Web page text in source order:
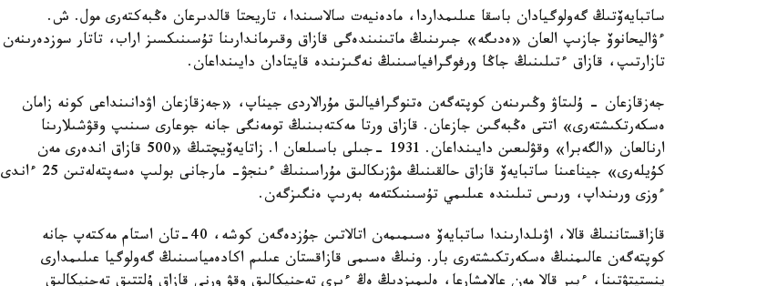
ساتبايەۆتىڭ گەولوگيادان باسقا عىلىمداردا، مادەنيەت سالاسىندا، تاريحتا قالدىرعان ەڭبەكتەرى مول. ش.
ءۋاليحانوۆ جازىپ العان «ەدىگە» جىرىنىڭ ماتىنىندەگى قازاق وقىرماندارىنا تۇسىنىكسىز اراب، تاتار سوزدەرىنەن
تازارتىپ، قازاق ءتىلىنىڭ جاڭا ورفوگرافياسىنىڭ نەگىزىندە قايتادان دايىنداعان.
جەزقازعان - ۇلىتاۋ وڭىرىنەن كوپتەگەن ەتنوگرافيالىق مۇرالاردى جيناپ، «جەزقازعان اۋدانىنداعى كونە زامان
ەسكەرتكىشتەرى» اتتى ەڭبەگىن جازعان. قازاق ورتا مەكتەبىنىڭ تومەنگى جانە جوعارى سىنىپ وقۋشىلارىنا
ارنالعان «الگەبرا» وقۋلىعىن دايىنداعان. 1931 -جىلى باسىلعان ا. زاتايەۆيچتىڭ «500 قازاق اندەرى مەن
كۇيلەرى» جيناعىنا ساتبايەۆ قازاق حالقىنىڭ مۋزىكالىق مۇراسىنىڭ ءىنجۋ- مارجانى بولىپ ەسەپتەلەتىن 25 ءاندى
ءوزى ورىنداپ، ورىس تىلىندە عىلىمي تۇسىنىكتەمە بەرىپ ەنگىزگەن.
قازاقستاننىڭ قالا، اۋىلدارىندا ساتبايەۆ ەسىمىمەن اتالاتىن جۇزدەگەن كوشە، 40-تان استام مەكتەپ جانە
كوپتەگەن عالىمنىڭ ەسكەرتكىشتەرى بار. ونىڭ ەسىمى قازاقستان عىلىم اكادەمياسىنىڭ گەولوگيا عىلىمدارى